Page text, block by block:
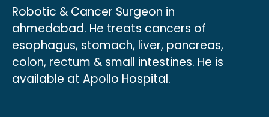
Robotic & Cancer Surgeon in
ahmedabad. He treats cancers of
esophagus, stomach, liver, pancreas,
colon, rectum & small intestines. He is
available at Apollo Hospital.